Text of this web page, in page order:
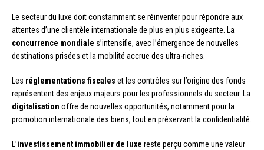
Le secteur du luxe doit constamment se réinventer pour répondre aux
attentes d’une clientèle internationale de plus en plus exigeante. La
concurrence mondiale s’intensifie, avec l’émergence de nouvelles
destinations prisées et la mobilité accrue des ultra-riches.
Les réglementations fiscales et les contrôles sur l’origine des fonds
représentent des enjeux majeurs pour les professionnels du secteur. La
digitalisation offre de nouvelles opportunités, notamment pour la
promotion internationale des biens, tout en préservant la confidentialité.
L’investissement immobilier de luxe reste perçu comme une valeur